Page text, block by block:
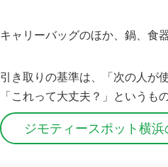
キャリーバッグのほか、鍋、食
引き取りの基準は、「次の人が
「これって大丈夫？」というも
ジモティースポット横